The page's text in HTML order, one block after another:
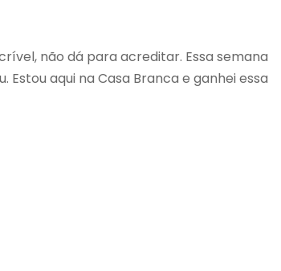
não dá para acreditar. Essa semana
aqui na Casa Branca e ganhei essa